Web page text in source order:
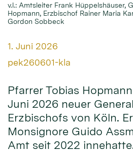
v.l.: Amtsleiter Frank Hüppelshäuser,
Hopmann, Erzbischof Rainer Maria
Gordon Sobbeck
Datum:
1. Juni 2026
Von:
pek260601-kla
Pfarrer Tobias
Juni 2026 neuer
Erzbischofs von Köln.
Monsignore Guido
Amt seit 2022